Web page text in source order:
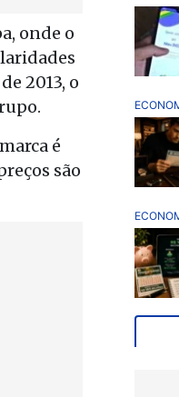
onde o
2013, o
é
são